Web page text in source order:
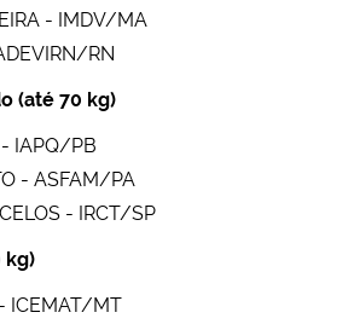
- IMDV/MA
RN
(até 70 kg)
- IAPQ/PB
- ASFAM/PA
- IRCT/SP
kg)
- ICEMAT/MT